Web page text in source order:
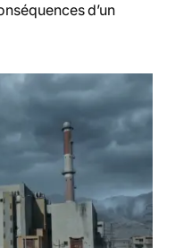
d’un